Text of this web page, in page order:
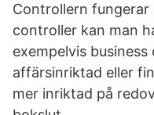
Controllern fungerar
controller kan man
exempelvis
affärsinriktad eller
mer inriktad på